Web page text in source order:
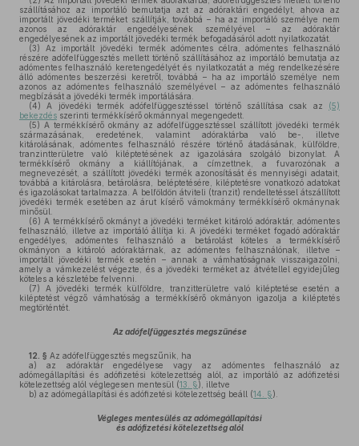
szállításához az importáló bemutatja azt az adóraktári engedélyt, ahova az
importált jövedéki terméket szállítják, továbbá – ha az importáló személye nem
azonos az adóraktár engedélyesének személyével – az adóraktár
engedélyesének az importált jövedéki termék befogadásáról adott nyilatkozatát.
(3) Az importált jövedéki termék adómentes célra, adómentes felhasználó
részére adófelfüggesztés mellett történő szállításához az importáló bemutatja az
adómentes felhasználó keretengedélyét és nyilatkozatát a még rendelkezésére
álló adómentes beszerzési keretről, továbbá – ha az importáló személye nem
azonos az adómentes felhasználó személyével – az adómentes felhasználó
megbízását a jövedéki termék importálására.
(4) A jövedéki termék adófelfüggesztéssel történő szállítása csak az (5)
bekezdés szerinti termékkísérő okmánnyal megengedett.
(5) A termékkísérő okmány az adófelfüggesztéssel szállított jövedéki termék
származásának, eredetének, valamint adóraktárba való be-, illetve
kitárolásának, adómentes felhasználó részére történő átadásának, külföldre,
tranzintterületre való kiléptetésének az igazolására szolgáló bizonylat. A
termékkísérő okmány a kiállítójának, a címzettnek, a fuvarozónak a
megnevezését, a szállított jövedéki termék azonosítását és mennyiségi adatait,
továbbá a kitárolásra, betárolásra, beléptetésére, kiléptetésre vonatkozó adatokat
és igazolásokat tartalmazza. A belföldön átviteli (tranzit) rendeltetéssel átszállított
jövedéki termék esetében az árut kísérő vámokmány termékkísérő okmánynak
minősül.
(6) A termékkísérő okmányt a jövedéki terméket kitároló adóraktár, adómentes
felhasználó, illetve az importáló állítja ki. A jövedéki terméket fogadó adóraktár
engedélyes, adómentes felhasználó a betárolást köteles a termékkísérő
okmányon a kitároló adóraktárnak, az adómentes felhasználónak, illetve –
importált jövedéki termék esetén – annak a vámhatóságnak visszaigazolni,
amely a vámkezelést végezte, és a jövedéki terméket az átvétellel egyidejűleg
köteles a készletébe felvenni.
(7) A jövedéki termék külföldre, tranzitterületre való kiléptetése esetén a
kiléptetést végző vámhatóság a termékkísérő okmányon igazolja a kiléptetés
megtörténtét.
Az adófelfüggesztés megszűnése
12. § Az adófelfüggesztés megszűnik, ha
a) az adóraktár engedélyese vagy az adómentes felhasználó az
adómegállapítási és adófizetési kötelezettség alól, az importáló az adófizetési
kötelezettség alól véglegesen mentesül (13. §), illetve
b) az adómegállapítási és adófizetési kötelezettség beáll (14. §).
Végleges mentesülés az adómegállapítási
és adófizetési kötelezettség alól